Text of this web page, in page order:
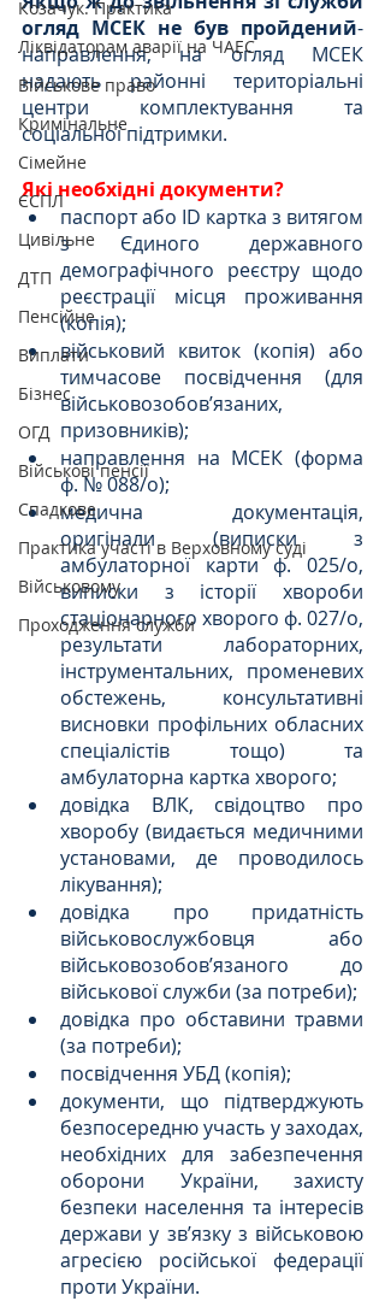
Козачук. Практика
Ліквідаторам аварії на ЧАЕС
Військове право
Кримінальне
Сімейне
ЄСПЛ
Цивільне
ДТП
Пенсійне
Виплати
Бізнес
ОГД
Військові пенсії
Спадкове
Практика участі в Верховному суді
Військовому
Проходження служби
огляд МСЕК не був пройдений-
направлення, на огляд МСЕК
надають районні територіальні
центри комплектування та
соціальної підтримки.
Які необхідні документи?
паспорт або ID картка з витягом
з Єдиного державного
демографічного реєстру щодо
реєстрації місця проживання
(копія);
військовий квиток (копія) або
тимчасове посвідчення (для
військовозобов’язаних,
призовників);
направлення на МСЕК (форма
ф. № 088/о);
медична документація,
оригінали (виписки з
амбулаторної карти ф. 025/о,
виписки з історії хвороби
стаціонарного хворого ф. 027/о,
результати лабораторних,
інструментальних, променевих
обстежень, консультативні
висновки профільних обласних
спеціалістів тощо) та
амбулаторна картка хворого;
довідка ВЛК, свідоцтво про
хворобу (видається медичними
установами, де проводилось
лікування);
довідка про придатність
військовослужбовця або
військовозобов’язаного до
військової служби (за потреби);
довідка про обставини травми
(за потреби);
посвідчення УБД (копія);
документи, що підтверджують
безпосередню участь у заходах,
необхідних для забезпечення
оборони України, захисту
безпеки населення та інтересів
держави у зв’язку з військовою
агресією російської федерації
проти України.